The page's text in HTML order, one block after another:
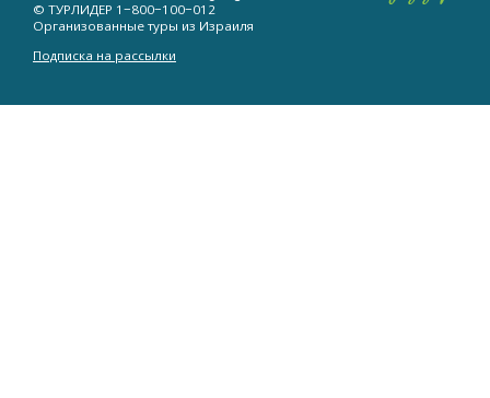
© ТУРЛИДЕР 1−800−100−012
Организованные туры из Израиля
Подписка на рассылки